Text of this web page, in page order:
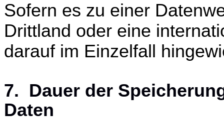
Sofern es zu einer
Drittland oder eine
darauf im Einzelfall
7. Dauer der
Daten